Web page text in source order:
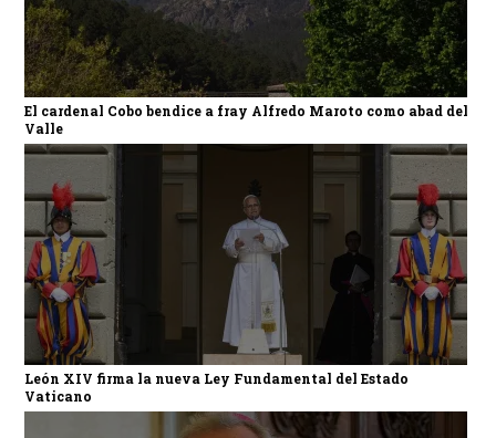
El cardenal Cobo bendice a fray Alfredo Maroto como abad del
Valle
León XIV firma la nueva Ley Fundamental del Estado
Vaticano